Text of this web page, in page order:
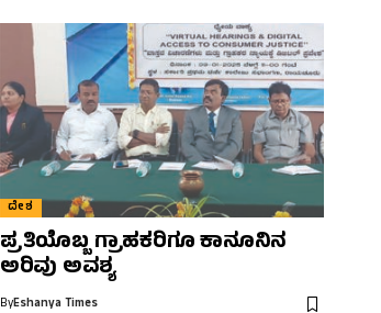
ದೇಶ
ಪ್ರತಿಯೊಬ್ಬ ಗ್ರಾಹಕರಿಗೂ ಕಾನೂನಿನ
ಅರಿವು ಅವಶ್ಯ
ByEshanya Times